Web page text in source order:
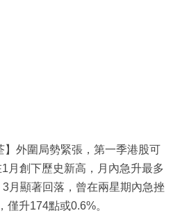
】外圍局勢緊張，第一季港股可
月創下歷史新高，月內急升最多
月顯著回落，曾在兩星期內急挫
僅升174點或0.6%。